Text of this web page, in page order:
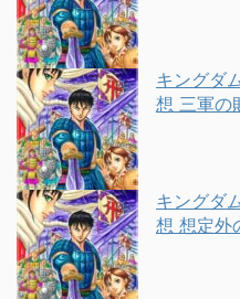
キングダ
想 三軍の
キングダ
想 想定外